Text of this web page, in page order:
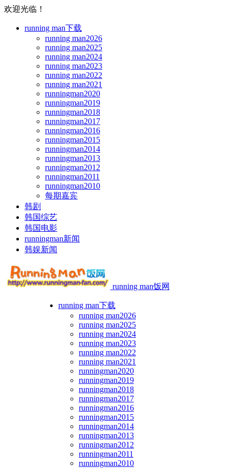
欢迎光临！
running man下载
running man2026
running man2025
running man2024
running man2023
running man2022
running man2021
runningman2020
runningman2019
runningman2018
runningman2017
runningman2016
runningman2015
runningman2014
runningman2013
runningman2012
runningman2011
runningman2010
每期嘉宾
韩剧
韩国综艺
韩国电影
runningman新闻
韩娱新闻
running man饭网
running man下载
running man2026
running man2025
running man2024
running man2023
running man2022
running man2021
runningman2020
runningman2019
runningman2018
runningman2017
runningman2016
runningman2015
runningman2014
runningman2013
runningman2012
runningman2011
runningman2010